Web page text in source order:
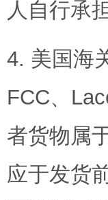
人自行承
4. 美国海
FCC、
者货物属
应于发货